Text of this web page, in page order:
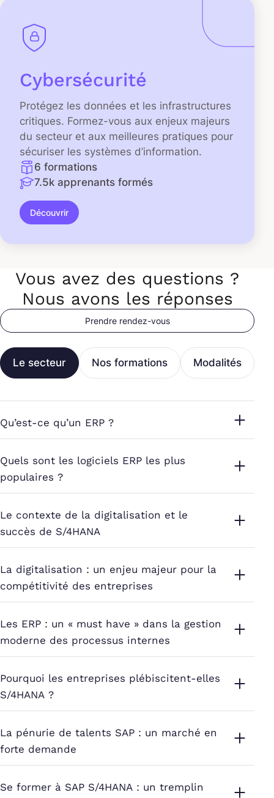
Cybersécurité
Protégez les données et les infrastructures
critiques. Formez-vous aux enjeux majeurs
du secteur et aux meilleures pratiques pour
sécuriser les systèmes d’information.
6 formations
7.5k apprenants formés
Découvrir
Vous avez des questions ?
Nous avons les réponses
Prendre rendez-vous
Le secteur Nos formations Modalités
Qu’est-ce qu’un ERP ?
Quels sont les logiciels ERP les plus
populaires ?
Le contexte de la digitalisation et le
succès de S/4HANA
La digitalisation : un enjeu majeur pour la
compétitivité des entreprises
Les ERP : un « must have » dans la gestion
moderne des processus internes
Pourquoi les entreprises plébiscitent-elles
S/4HANA ?
La pénurie de talents SAP : un marché en
forte demande
Se former à SAP S/4HANA : un tremplin